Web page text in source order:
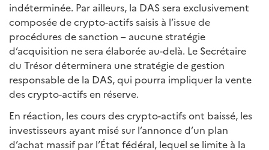
indéterminée. Par ailleurs, la DAS sera exclusivement
composée de crypto-actifs saisis à l’issue de
procédures de sanction – aucune stratégie
d’acquisition ne sera élaborée au-delà. Le Secrétaire
du Trésor déterminera une stratégie de gestion
responsable de la DAS, qui pourra impliquer la vente
des crypto-actifs en réserve.
En réaction, les cours des crypto-actifs ont baissé, les
investisseurs ayant misé sur l’annonce d’un plan
d’achat massif par l’État fédéral, lequel se limite à la